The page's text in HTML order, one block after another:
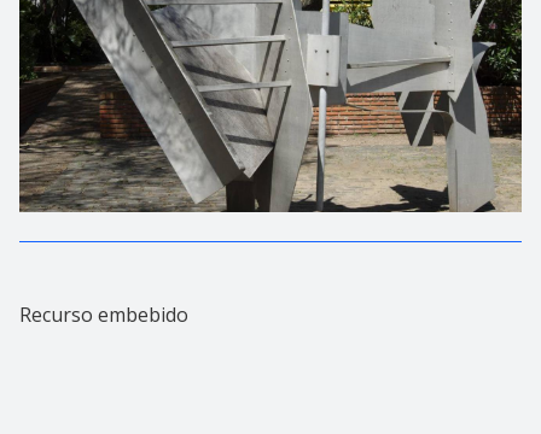
Recurso embebido